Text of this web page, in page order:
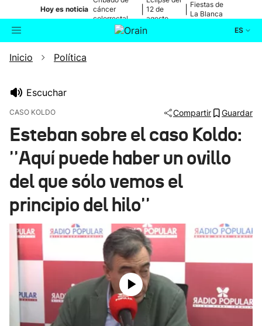
Hoy es noticia cáncer
colorrectal
12 de
agosto
Fiestas de
La Blanca
ES
Buscador
Ikusmiran
Eguraldia
Inicio Política
Escuchar
CASO KOLDO Compartir Guardar
Esteban sobre el caso Koldo:
''Aquí puede haber un ovillo
del que sólo vemos el
principio del hilo''